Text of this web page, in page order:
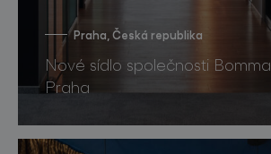
Praha, Česká republika
Nové sídlo společnosti Bomma,
Praha